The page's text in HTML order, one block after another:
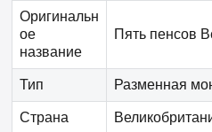
Оригинальн
ое
название
Пять пенсов
Тип Разменная
Страна